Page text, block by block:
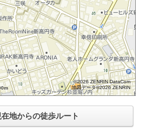
©2026 ZENRIN DataCom
地図データ©2026 ZENRIN
地からの徒歩ルート